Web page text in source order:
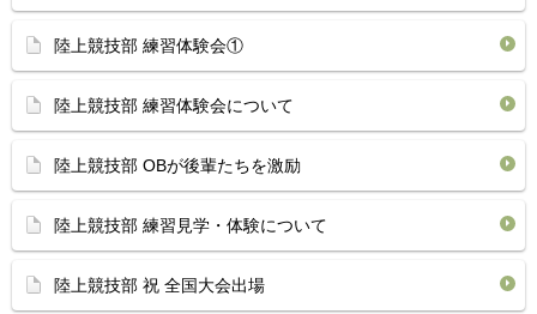
陸上競技部 練習体験会①
陸上競技部 練習体験会について
陸上競技部 OBが後輩たちを激励
陸上競技部 練習見学・体験について
陸上競技部 祝 全国大会出場